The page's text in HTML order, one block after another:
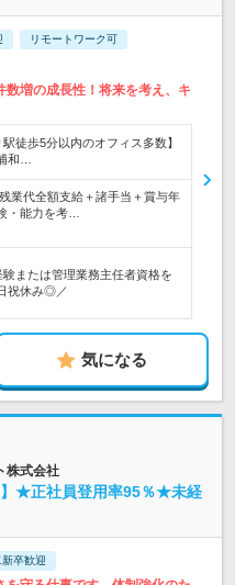
リモートワーク可
増の成長性！将来を考え、キ
徒歩5分以内のオフィス多数】
和…
業代全額支給＋諸手当＋賞与年
・能力を考…
または管理業務主任者資格を
祝休み◎／
気になる
株式会社
】★正社員登用率95％★未経
卒歓迎